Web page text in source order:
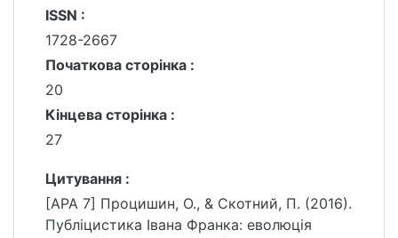
ISSN :
1728-2667
Початкова сторінка :
20
Кінцева сторінка :
27
Цитування :
[APA 7] Процишин, О., & Скотний, П. (2016).
Публіцистика Івана Франка: еволюція